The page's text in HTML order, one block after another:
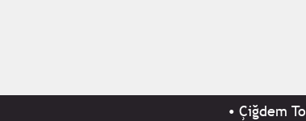
Çiğdem Toker -